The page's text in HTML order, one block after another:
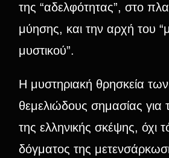
της “αδελφότητας”, στο
μύησης, και την αρχή του
μυστικού”.
Η μυστηριακή θρησκεία
θεμελιώδους σημασίας για
της ελληνικής σκέψης, όχι
δόγματος της